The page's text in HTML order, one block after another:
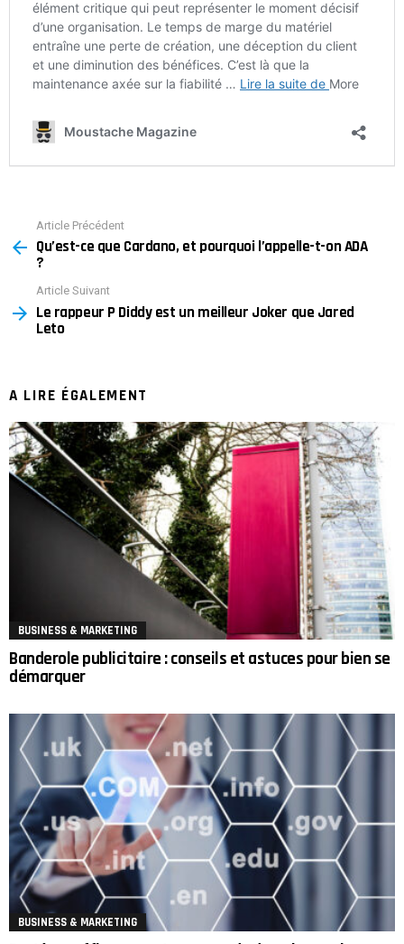
more
Article Précédent
Qu’est-ce que Cardano, et pourquoi l’appelle-t-on ADA
?
Article Suivant
Le rappeur P Diddy est un meilleur Joker que Jared
Leto
A LIRE ÉGALEMENT
BUSINESS & MARKETING
Banderole publicitaire : conseils et astuces pour bien se
démarquer
BUSINESS & MARKETING